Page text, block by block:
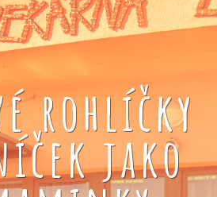
rohlíčky
jako